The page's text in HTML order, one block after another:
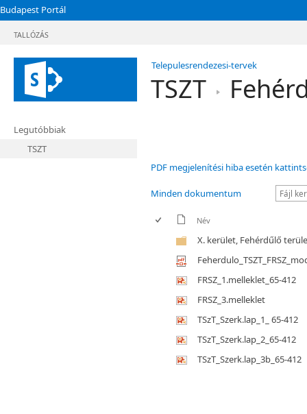
Budapest Portál
TALLÓZÁS
Telepulesrendezesi-tervek
TSZT
Legutóbbiak
TSZT
PDF megjelenítési hiba esetén
Minden dokumentum
Név
X. kerület, Fehérdűlő
FRSZ_1.melleklet_65-412
FRSZ_3.melleklet
TSzT_Szerk.lap_1_ 65-412
TSzT_Szerk.lap_2_65-412
TSzT_Szerk.lap_3b_65-412